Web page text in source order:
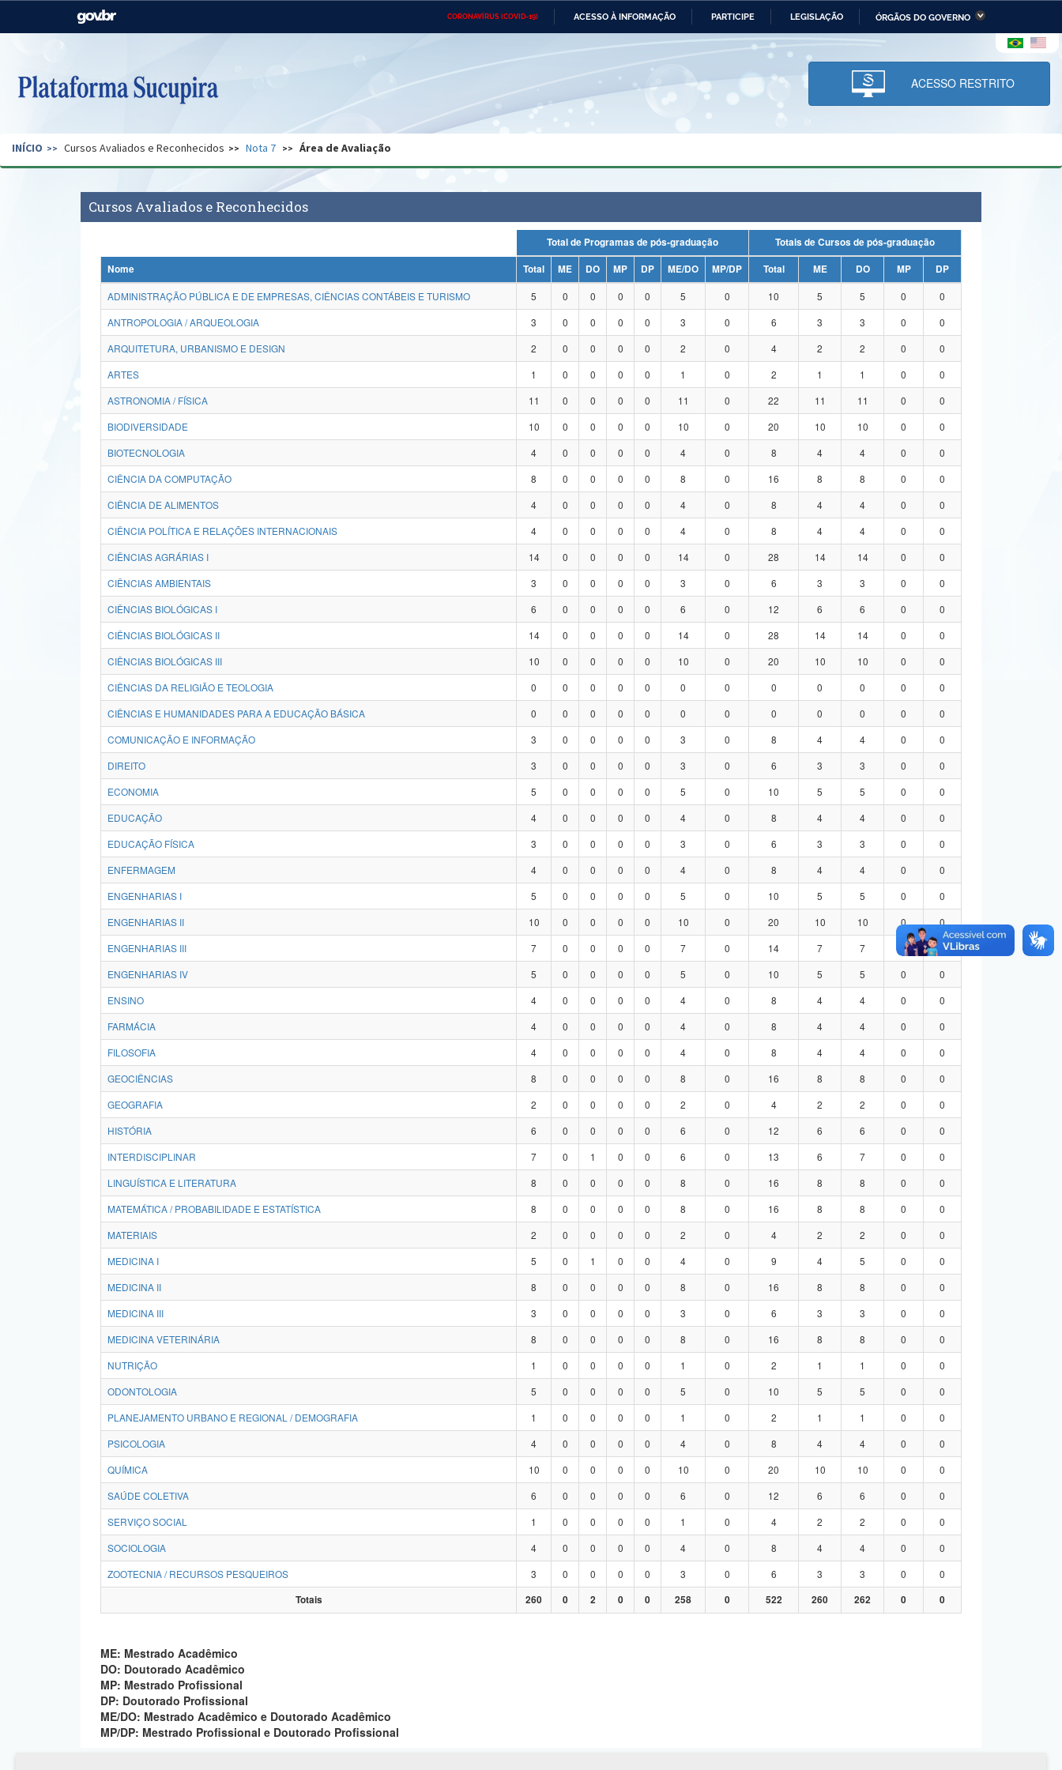
CORONAVÍRUS (COVID-19) ACESSO À INFORMAÇÃO PARTICIPE LEGISLAÇÃO ÓRGÃOS DO GOVERNO
Casa Civil Ministério das Relações Ministério da Economia Ministério da Infraestrutura
Pecuária e Abastecimento
Ministério da Ciência,
Tecnologia, Inovações e
Comunicações
Ministério do Desenvolvimento
Regional e dos Direitos Humanos
Secretaria de Governo Gabinete de Segurança Advocacia-Geral da União Banco Central do Brasil Planalto
ACESSO RESTRITO
INÍCIO Cursos Avaliados e Reconhecidos Nota 7 Área de Avaliação
Cursos Avaliados e Reconhecidos
Total de Programas de pós-graduação
Totais de Cursos de pós-graduação
Nome
Total ME DO MP DP ME/DO MP/DP Total ME DO MP
DP
ADMINISTRAÇÃO PÚBLICA E DE EMPRESAS, CIÊNCIAS CONTÁBEIS E TURISMO
5 0 0 0 0 5 0 10 5 5 0
0
ANTROPOLOGIA / ARQUEOLOGIA
3 0 0 0 0 3 0 6 3 3 0
0
ARQUITETURA, URBANISMO E DESIGN
2 0 0 0 0 2 0 4 2 2 0
0
ARTES
1 0 0 0 0 1 0 2 1 1 0
0
ASTRONOMIA / FÍSICA
11 0 0 0 0 11 0 22 11 11 0
0
BIODIVERSIDADE
10 0 0 0 0 10 0 20 10 10 0
0
BIOTECNOLOGIA
4 0 0 0 0 4 0 8 4 4 0
0
CIÊNCIA DA COMPUTAÇÃO
8 0 0 0 0 8 0 16 8 8 0
0
CIÊNCIA DE ALIMENTOS
4 0 0 0 0 4 0 8 4 4 0
0
CIÊNCIA POLÍTICA E RELAÇÕES INTERNACIONAIS
4 0 0 0 0 4 0 8 4 4 0
0
CIÊNCIAS AGRÁRIAS I
14 0 0 0 0 14 0 28 14 14 0
0
CIÊNCIAS AMBIENTAIS
3 0 0 0 0 3 0 6 3 3 0
0
CIÊNCIAS BIOLÓGICAS I
6 0 0 0 0 6 0 12 6 6 0
0
CIÊNCIAS BIOLÓGICAS II
14 0 0 0 0 14 0 28 14 14 0
0
CIÊNCIAS BIOLÓGICAS III
10 0 0 0 0 10 0 20 10 10 0
0
CIÊNCIAS DA RELIGIÃO E TEOLOGIA
0 0 0 0 0 0 0 0 0 0 0
0
CIÊNCIAS E HUMANIDADES PARA A EDUCAÇÃO BÁSICA
0 0 0 0 0 0 0 0 0 0 0
0
COMUNICAÇÃO E INFORMAÇÃO
3 0 0 0 0 3 0 8 4 4 0
0
DIREITO
3 0 0 0 0 3 0 6 3 3 0
0
ECONOMIA
5 0 0 0 0 5 0 10 5 5 0
0
EDUCAÇÃO
4 0 0 0 0 4 0 8 4 4 0
0
EDUCAÇÃO FÍSICA
3 0 0 0 0 3 0 6 3 3 0
0
ENFERMAGEM
4 0 0 0 0 4 0 8 4 4 0
0
ENGENHARIAS I
5 0 0 0 0 5 0 10 5 5 0
0
ENGENHARIAS II
10 0 0 0 0 10 0 20 10 10 0
0
ENGENHARIAS III
7 0 0 0 0 7 0 14 7 7 0
0
ENGENHARIAS IV
5 0 0 0 0 5 0 10 5 5 0
0
ENSINO
4 0 0 0 0 4 0 8 4 4 0
0
FARMÁCIA
4 0 0 0 0 4 0 8 4 4 0
0
FILOSOFIA
4 0 0 0 0 4 0 8 4 4 0
0
GEOCIÊNCIAS
8 0 0 0 0 8 0 16 8 8 0
0
GEOGRAFIA
2 0 0 0 0 2 0 4 2 2 0
0
HISTÓRIA
6 0 0 0 0 6 0 12 6 6 0
0
INTERDISCIPLINAR
7 0 1 0 0 6 0 13 6 7 0
0
LINGUÍSTICA E LITERATURA
8 0 0 0 0 8 0 16 8 8 0
0
MATEMÁTICA / PROBABILIDADE E ESTATÍSTICA
8 0 0 0 0 8 0 16 8 8 0
0
MATERIAIS
2 0 0 0 0 2 0 4 2 2 0
0
MEDICINA I
5 0 1 0 0 4 0 9 4 5 0
0
MEDICINA II
8 0 0 0 0 8 0 16 8 8 0
0
MEDICINA III
3 0 0 0 0 3 0 6 3 3 0
0
MEDICINA VETERINÁRIA
8 0 0 0 0 8 0 16 8 8 0
0
NUTRIÇÃO
1 0 0 0 0 1 0 2 1 1 0
0
ODONTOLOGIA
5 0 0 0 0 5 0 10 5 5 0
0
PLANEJAMENTO URBANO E REGIONAL / DEMOGRAFIA
1 0 0 0 0 1 0 2 1 1 0
0
PSICOLOGIA
4 0 0 0 0 4 0 8 4 4 0
0
QUÍMICA
10 0 0 0 0 10 0 20 10 10 0
0
SAÚDE COLETIVA
6 0 0 0 0 6 0 12 6 6 0
0
SERVIÇO SOCIAL
1 0 0 0 0 1 0 4 2 2 0
0
SOCIOLOGIA
4 0 0 0 0 4 0 8 4 4 0
0
ZOOTECNIA / RECURSOS PESQUEIROS
3 0 0 0 0 3 0 6 3 3 0
0
Totais
260 0 2 0 0 258 0 522 260 262 0 0
ME: Mestrado Acadêmico
DO: Doutorado Acadêmico
MP: Mestrado Profissional
DP: Doutorado Profissional
ME/DO: Mestrado Acadêmico e Doutorado Acadêmico
MP/DP: Mestrado Profissional e Doutorado Profissional